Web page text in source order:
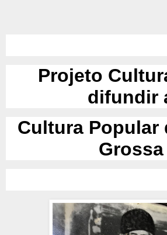
Projeto
difundir
Cultura Popular
Grossa